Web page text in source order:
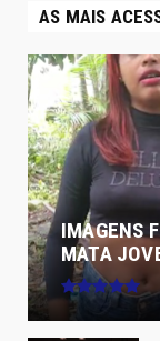
AS MAIS
IMAGENS
MATA